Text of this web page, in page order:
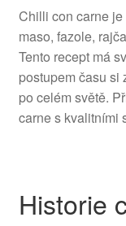
Chilli con carne
maso, fazole,
Tento recept má
postupem času
po celém světě.
carne s kvalitními
Historie